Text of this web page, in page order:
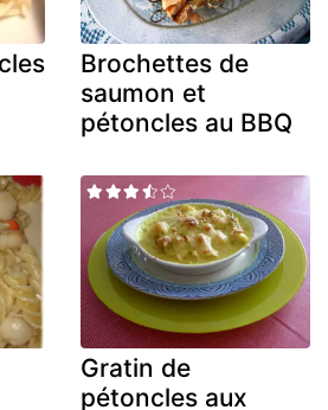
Brochettes de
saumon et
pétoncles au BBQ
Gratin de
pétoncles aux